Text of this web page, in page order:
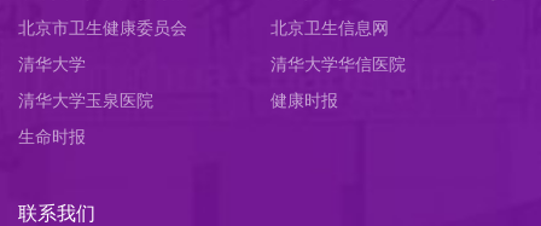
员会
北京市卫生健康委员会
北京卫生信息网
清华大学
清华大学华信医院
清华大学玉泉医院
健康时报
生命时报
联系我们